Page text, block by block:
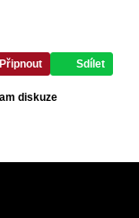
Připnout Sdílet